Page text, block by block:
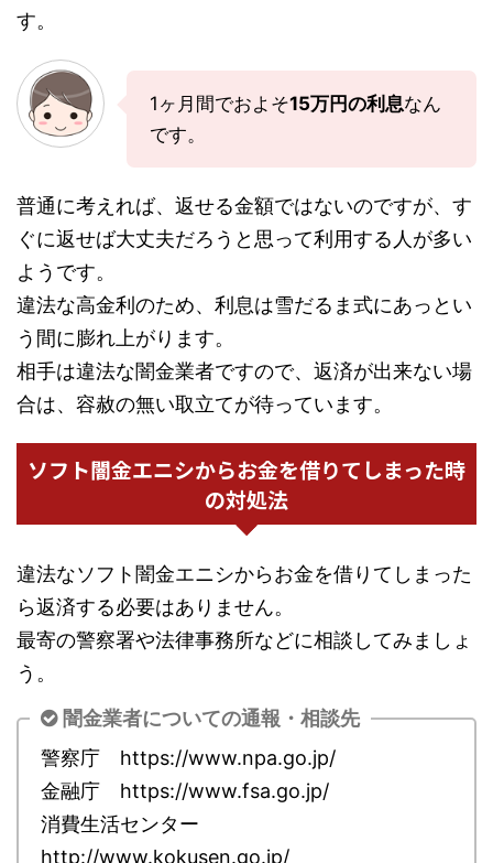
す。
1ヶ月間でおよそ15万円の利息なん
です。
普通に考えれば、返せる金額ではないのですが、す
ぐに返せば大丈夫だろうと思って利用する人が多い
ようです。
違法な高金利のため、利息は雪だるま式にあっとい
う間に膨れ上がります。
相手は違法な闇金業者ですので、返済が出来ない場
合は、容赦の無い取立てが待っています。
ソフト闇金エニシからお金を借りてしまった時
の対処法
違法なソフト闇金エニシからお金を借りてしまった
ら返済する必要はありません。
最寄の警察署や法律事務所などに相談してみましょ
う。
闇金業者についての通報・相談先
警察庁 https://www.npa.go.jp/
金融庁 https://www.fsa.go.jp/
消費生活センター
http://www.kokusen.go.jp/